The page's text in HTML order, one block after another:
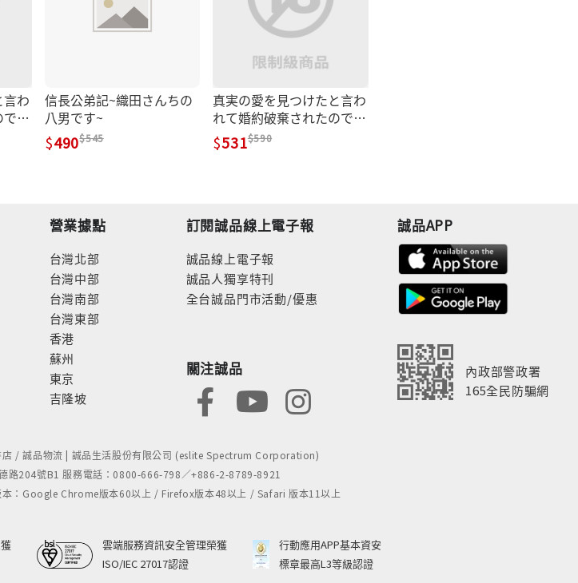
わ
、
も
f
信長公弟記~織田さんちの
八男です~
490 545
真実の愛を見つけたと言わ
れて婚約破棄されたので、
復縁を迫られても今さらも
う遅いです! 3 Mノベルスf
531 590
營業據點
台灣北部
台灣中部
台灣南部
台灣東部
香港
蘇州
東京
吉隆坡
訂閱誠品線上電子報
誠品線上電子報
誠品人獨享特刊
全台誠品門市活動/優惠
關注誠品
誠品APP
內政部警政署
165全民防騙網
/ 誠品物流 | 誠品生活股份有限公司 (eslite Spectrum Corporation)
路204號B1 服務電話：0800-666-798／+886-2-8789-8921
本：Google Chrome版本60以上 / Firefox版本48以上 / Safari 版本11以上
雲端服務資訊安全管理榮獲
ISO/IEC 27017認證
行動應用APP基本資安
標章最高L3等級認證